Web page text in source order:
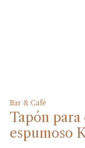
Bar & Café
Tapón para
espumoso